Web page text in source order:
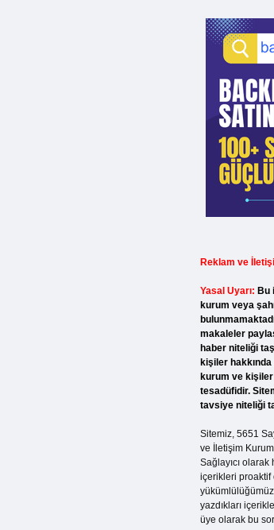
Reklam ve
Yasal Uyarı: Bu
kurum veya
makaleler
haber niteliği
kişiler
kurum ve
tesadüfidir.
tavsiye niteliği
Sitemiz, 5651
ve İletişim
Sağlayıcı
içerikleri proaktif
yazdıkları
üye olarak bu